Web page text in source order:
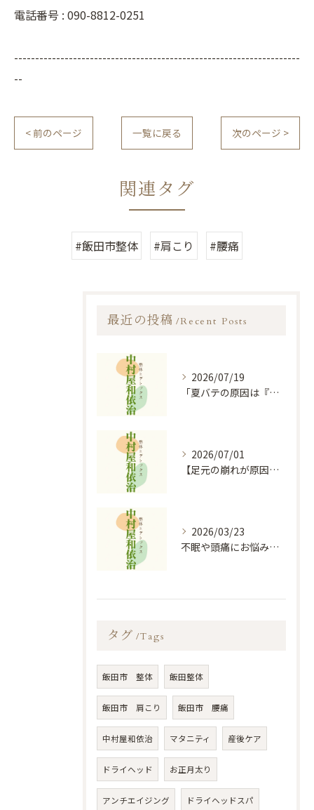
電話番号 : 090-8812-0251
--------------------------------------------------------------------
--
< 前のページ 一覧に戻る 次のページ >
関連タグ
#飯田市整体 #肩こり #腰痛
最近の投稿 Recent Posts
2026/07/19
「夏バテの原因は『心』の消耗？陰陽五行説に基づく食事と過ごし方のコツ」
2026/07/01
【足元の崩れが原因？】膝痛・股関節痛を根本から和らげる「オイルフットケア×整体」の秘密
2026/03/23
不眠や頭痛にお悩みの方必見！！｜お悩み改善なら中村屋和依治
タグ Tags
飯田市 整体 飯田整体
飯田市 肩こり 飯田市 腰痛
中村屋和依治 マタニティ 産後ケア
ドライヘッド お正月太り
アンチエイジング ドライヘッドスパ